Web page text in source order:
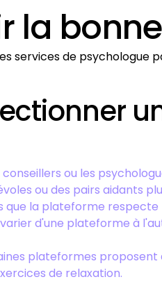
la
services de psychologue
conseillers ou les
ou des pairs aidants
que la plateforme
d'une plateforme à
plateformes proposent
de relaxation.